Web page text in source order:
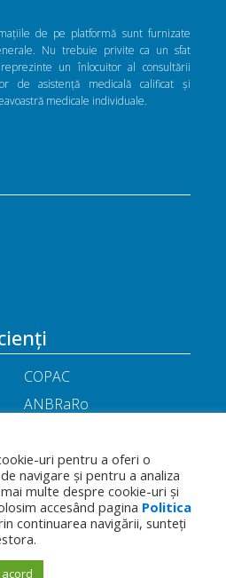
de pe platformă sunt furnizate
Nu trebuie privite ca un sfat
un înlocuitor al consultării
de asistență medicală calificat și
medicale individuale.
COPAC
ANBRaRo
ARIL
Little People
Toate drepturile rezervate - Asociația
Română a Producătorilor Internaționali de
Medicamente
uri pentru a oferi o
navigare și pentru a analiza
multe despre cookie-uri și
accesând pagina Politica
continuarea navigării, sunteți